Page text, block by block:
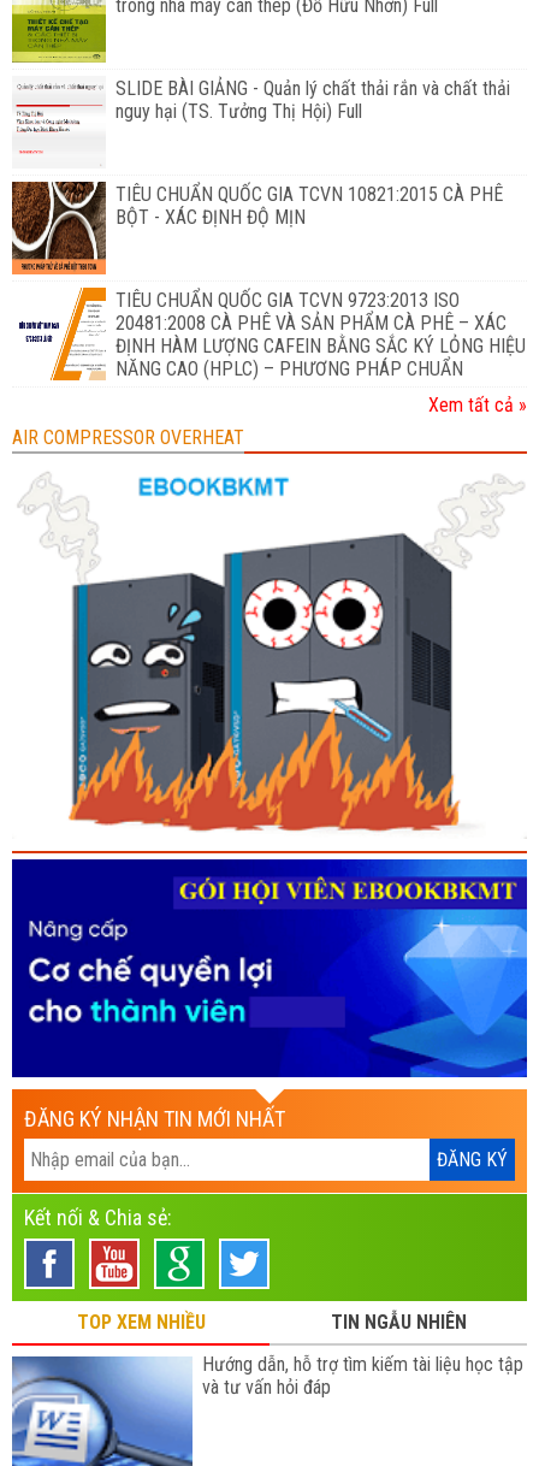
trong nhà máy cán thép (Đỗ Hữu Nhơn) Full
SLIDE BÀI GIẢNG - Quản lý chất thải rắn và chất thải
nguy hại (TS. Tưởng Thị Hội) Full
TIÊU CHUẨN QUỐC GIA TCVN 10821:2015 CÀ PHÊ
BỘT - XÁC ĐỊNH ĐỘ MỊN
TIÊU CHUẨN QUỐC GIA TCVN 9723:2013 ISO
20481:2008 CÀ PHÊ VÀ SẢN PHẨM CÀ PHÊ – XÁC
ĐỊNH HÀM LƯỢNG CAFEIN BẰNG SẮC KÝ LỎNG HIỆU
NĂNG CAO (HPLC) – PHƯƠNG PHÁP CHUẨN
Xem tất cả »
AIR COMPRESSOR OVERHEAT
ĐĂNG KÝ NHẬN TIN MỚI NHẤT
Kết nối & Chia sẻ:
TOP XEM NHIỀU
TIN NGẪU NHIÊN
Hướng dẫn, hỗ trợ tìm kiếm tài liệu học tập
và tư vấn hỏi đáp